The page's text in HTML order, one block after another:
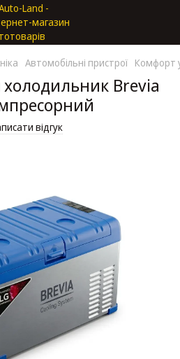
Автомобільні пристрої Комфорт
Brevia
відгук